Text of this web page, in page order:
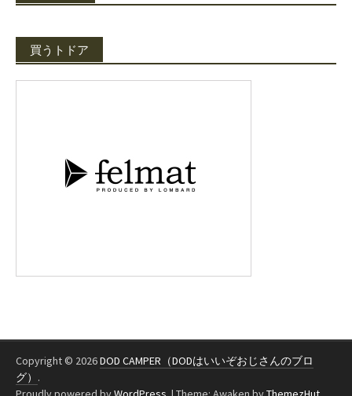
買うトドア
Copyright © 2026DOD CAMPER（DODはいいぞおじさんのブロ
グ） .